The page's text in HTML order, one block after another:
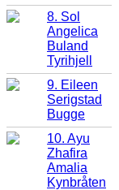
8. Sol
Angelica
Buland
Tyrihjell
9. Eileen
Serigstad
Bugge
10. Ayu
Zhafira
Amalia
Kynbråten